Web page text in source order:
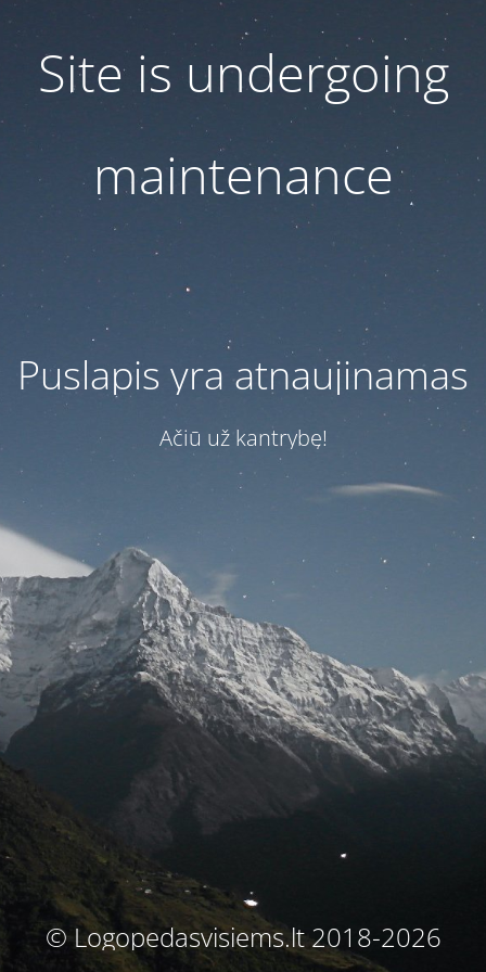
Site is undergoing
maintenance
Puslapis yra atnaujinamas
Ačiū už kantrybę!
© Logopedasvisiems.lt 2018-2026